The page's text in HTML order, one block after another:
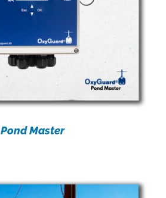
Pond Master